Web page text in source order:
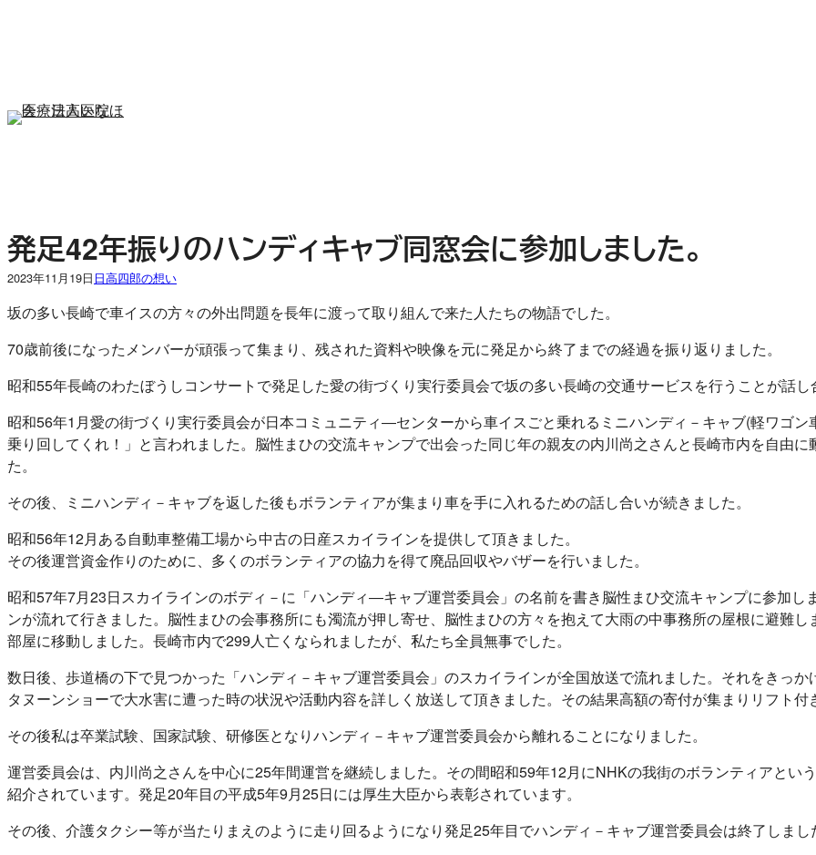
ッ
発足42年振りのハンディキャブ同窓会に参加しました。
2023年11月19日 日高四郎の想い
坂の多い長崎で車イスの方々の外出問題を長年に渡って取り組んで来た人たちの物語でした。
70歳前後になったメンバーが頑張って集まり、残された資料や映像を元に発足から終了までの経過を振り返りました。
昭和55年長崎のわたぼうしコンサートで発足した愛の街づくり実行委員会で坂の多い長崎の交通サービスを行うことが話
昭和56年1月愛の街づくり実行委員会が日本コミュニティ―センターから車イスごと乗れるミニハンディ－キャブ(軽ワゴ
乗り回してくれ！」と言われました。脳性まひの交流キャンプで出会った同じ年の親友の内川尚之さんと長崎市内を自由
た。
その後、ミニハンディ－キャブを返した後もボランティアが集まり車を手に入れるための話し合いが続きました。
昭和56年12月ある自動車整備工場から中古の日産スカイラインを提供して頂きました。
その後運営資金作りのために、多くのボランティアの協力を得て廃品回収やバザーを行いました。
昭和57年7月23日スカイラインのボディ－に「ハンディ―キャブ運営委員会」の名前を書き脳性まひ交流キャンプに参加
ンが流れて行きました。脳性まひの会事務所にも濁流が押し寄せ、脳性まひの方々を抱えて大雨の中事務所の屋根に避難
部屋に移動しました。長崎市内で299人亡くなられましたが、私たち全員無事でした。
数日後、歩道橋の下で見つかった「ハンディ－キャブ運営委員会」のスカイラインが全国放送で流れました。それをきっ
タヌーンショーで大水害に遭った時の状況や活動内容を詳しく放送して頂きました。その結果高額の寄付が集まりリフト
その後私は卒業試験、国家試験、研修医となりハンディ－キャブ運営委員会から離れることになりました。
運営委員会は、内川尚之さんを中心に25年間運営を継続しました。その間昭和59年12月にNHKの我街のボランティアとい
紹介されています。発足20年目の平成5年9月25日には厚生大臣から表彰されています。
その後、介護タクシー等が当たりまえのように走り回るようになり発足25年目でハンディ－キャブ運営委員会は終了しまし